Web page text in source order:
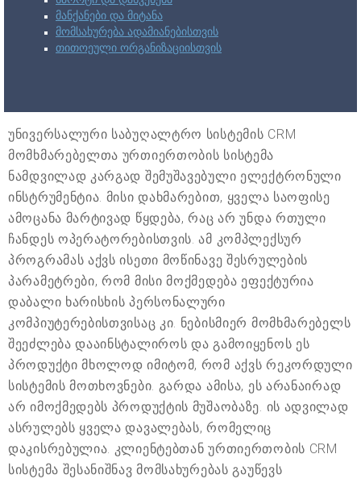
მანქანები და მიტანა
მომსახურება ადამიანებისთვის
თითოეული ორგანიზაციისთვის
უნივერსალური საბუღალტრო სისტემის CRM
მომხმარებელთა ურთიერთობის სისტემა
ნამდვილად კარგად შემუშავებული ელექტრონული
ინსტრუმენტია. მისი დახმარებით, ყველა საოფისე
ამოცანა მარტივად წყდება, რაც არ უნდა რთული
ჩანდეს ოპერატორებისთვის. ამ კომპლექსურ
პროგრამას აქვს ისეთი მოწინავე შესრულების
პარამეტრები, რომ მისი მოქმედება ეფექტურია
დაბალი ხარისხის პერსონალური
კომპიუტერებისთვისაც კი. ნებისმიერ მომხმარებელს
შეეძლება დააინსტალიროს და გამოიყენოს ეს
პროდუქტი მხოლოდ იმიტომ, რომ აქვს რეკორდული
სისტემის მოთხოვნები. გარდა ამისა, ეს არანაირად
არ იმოქმედებს პროდუქტის მუშაობაზე. ის ადვილად
ასრულებს ყველა დავალებას, რომელიც
დაკისრებულია. კლიენტებთან ურთიერთობის CRM
სისტემა შესანიშნავ მომსახურებას გაუწევს